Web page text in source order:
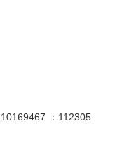
：112305